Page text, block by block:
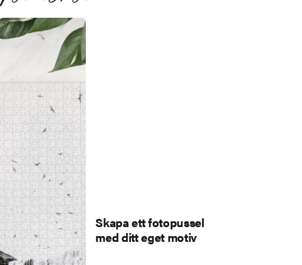
Skapa ett fotopussel
med ditt eget motiv